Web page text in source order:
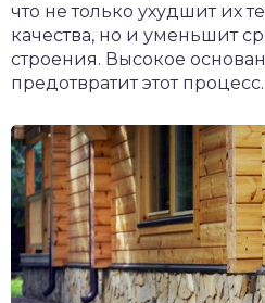
что не только ухудшит их
качества, но и уменьшит
строения. Высокое
предотвратит этот процесс.